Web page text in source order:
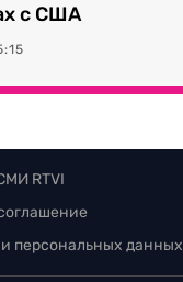
с США
RTVI
персональных данных